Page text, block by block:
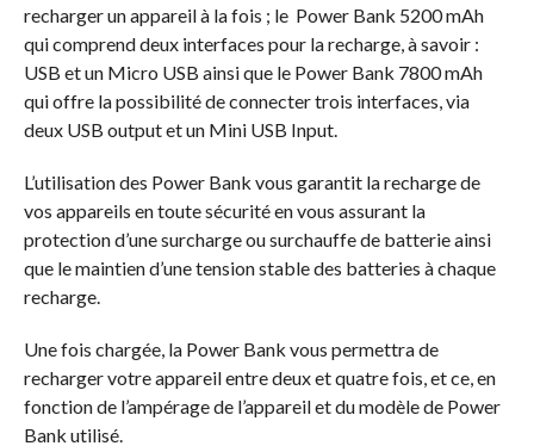
recharger un appareil à la fois ; le Power Bank 5200 mAh
qui comprend deux interfaces pour la recharge, à savoir :
USB et un Micro USB ainsi que le Power Bank 7800 mAh
qui offre la possibilité de connecter trois interfaces, via
deux USB output et un Mini USB Input.
L’utilisation des Power Bank vous garantit la recharge de
vos appareils en toute sécurité en vous assurant la
protection d’une surcharge ou surchauffe de batterie ainsi
que le maintien d’une tension stable des batteries à chaque
recharge.
Une fois chargée, la Power Bank vous permettra de
recharger votre appareil entre deux et quatre fois, et ce, en
fonction de l’ampérage de l’appareil et du modèle de Power
Bank utilisé.